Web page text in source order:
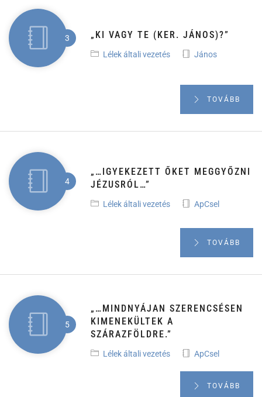
„KI VAGY TE (KER. JÁNOS)?”
Lélek általi vezetés János
TOVÁBB
„…IGYEKEZETT ŐKET MEGGYŐZNI
JÉZUSRÓL…”
Lélek általi vezetés ApCsel
TOVÁBB
„…MINDNYÁJAN SZERENCSÉSEN
KIMENEKÜLTEK A
SZÁRAZFÖLDRE.”
Lélek általi vezetés ApCsel
TOVÁBB